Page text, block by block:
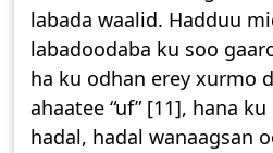
labada waalid. Hadduu
labadoodaba ku soo
ha ku odhan erey xurmo
ahaatee “uf” [11], hana
hadal, hadal wanaagsan